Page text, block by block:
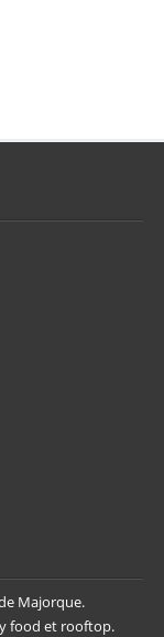
Majorque.
food et rooftop.